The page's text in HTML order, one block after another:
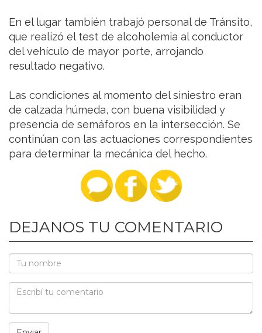
En el lugar también trabajó personal de Tránsito,
que realizó el test de alcoholemia al conductor
del vehículo de mayor porte, arrojando
resultado negativo.
Las condiciones al momento del siniestro eran
de calzada húmeda, con buena visibilidad y
presencia de semáforos en la intersección. Se
continúan con las actuaciones correspondientes
para determinar la mecánica del hecho.
DEJANOS TU COMENTARIO